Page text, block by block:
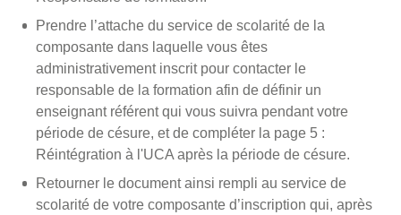
Prendre l’attache du service de scolarité de la
composante dans laquelle vous êtes
administrativement inscrit pour contacter le
responsable de la formation afin de définir un
enseignant référent qui vous suivra pendant votre
période de césure, et de compléter la page 5 :
Réintégration à l'UCA après la période de césure.
Retourner le document ainsi rempli au service de
scolarité de votre composante d’inscription qui, après